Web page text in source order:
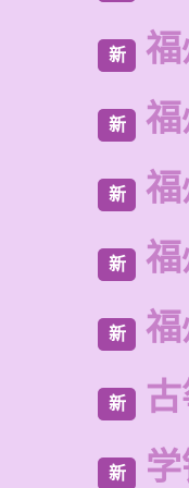
新
新
新
新
新
新
新